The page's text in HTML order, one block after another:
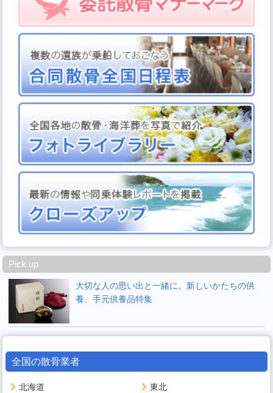
Pick up
大切な人の思い出と一緒に。新しいかたちの供
養、手元供養品特集
全国の散骨業者
北海道
東北